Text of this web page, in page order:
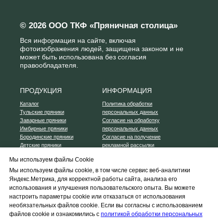
Мы используем файлы Cookie
Мы используем файлы cookie, в том числе сервис веб-аналитики
Яндекс.Метрика, для корректной работы сайта, анализа его
использования и улучшения пользовательского опыта. Вы можете
настроить параметры cookie или отказаться от использования
необязательных файлов cookie. Если вы согласны с использованием
файлов cookie и ознакомились с политикой обработки персональных